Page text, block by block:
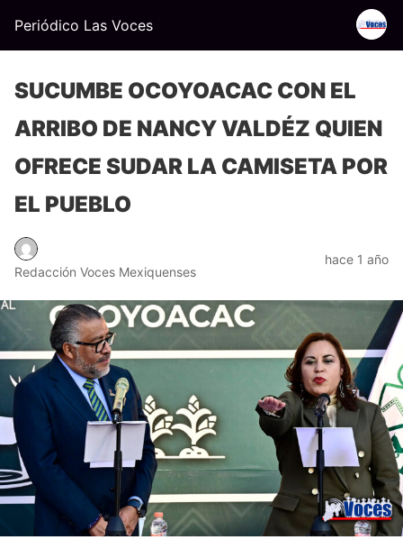
Periódico Las Voces
SUCUMBE OCOYOACAC CON EL
ARRIBO DE NANCY VALDÉZ QUIEN
OFRECE SUDAR LA CAMISETA POR
EL PUEBLO
Redacción Voces Mexiquenses
hace 1 año